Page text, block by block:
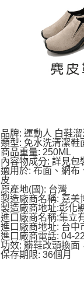
品牌: 運動人 白鞋
類型: 免水洗清潔鞋
商品重量: 250ML
內容物成分: 詳見包
適用於: 布面、網布
皮
原產地(國): 台灣
製造廠商名稱: 嘉美
製造廠商地址:彰化
進口廠商名稱:集立
進口廠商地址: 台中
進口廠商電話: 04-
功效: 髒鞋改頭換面
保存期限: 36個月